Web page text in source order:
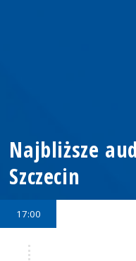
Najbliższe
Szczecin
17:00